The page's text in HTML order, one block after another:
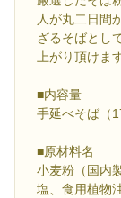
人が丸二日間
ざるそばとし
上がり頂けます
■内容量
手延べそば（
■原材料名
小麦粉（国内
塩、食用植物